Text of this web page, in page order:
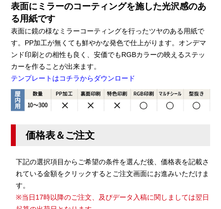
表面にミラーのコーティングを施した光沢感のあ
る用紙です
表面に鏡の様なミラーコーティングを行ったツヤのある用紙で
す。PP加工が無くても鮮やかな発色で仕上がります。オンデマ
ンド印刷との相性も良く、安価でもRGBカラーの映えるステッ
カーを作ることが出来ます。
テンプレートはコチラからダウンロード
価格表＆ご注文
下記の選択項目からご希望の条件を選んだ後、価格表を記載さ
れている金額をクリックするとご注文画面にお進みいただけま
す。
※当日17時以降のご注文、及びデータ入稿に関しましては翌日